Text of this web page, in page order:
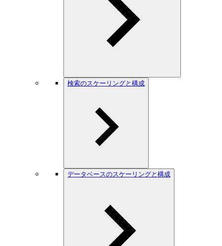
検索のスケーリングと構成
データベースのスケーリングと構成